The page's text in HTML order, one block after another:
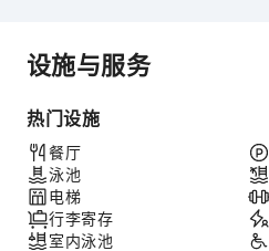
设施与服务
热门设施
餐厅
泳池
电梯
行李寄存
室内泳池